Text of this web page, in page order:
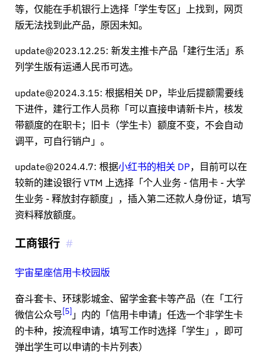
等，仅能在手机银行上选择「学生专区」上找到，网页
版无法找到此产品，原因未知。
update@2023.12.25: 新发主推卡产品「建行生活」系
列学生版有运通人民币可选。
update@2024.3.15: 根据相关 DP，毕业后提额需要线
下进件，建行工作人员称「可以直接申请新卡片，核发
带额度的在职卡；旧卡（学生卡）额度不变，不会自动
调平，可自行销户」。
update@2024.4.7: 根据小红书的相关 DP，目前可以在
较新的建设银行 VTM 上选择「个人业务 - 信用卡 - 大学
生业务 - 释放封存额度」，插入第二还款人身份证，填写
资料释放额度。
工商银行
宇宙星座信用卡校园版
奋斗套卡、环球影城金、留学金套卡等产品（在「工行
微信公众号 5 」内的「信用卡申请」任选一个非学生卡
的卡种，按流程申请，填写工作时选择「学生」，即可
弹出学生可以申请的卡片列表）